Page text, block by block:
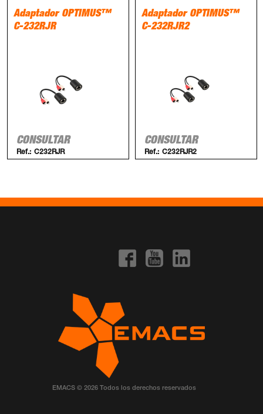
Adaptador OPTIMUS™
C-232RJR
CONSULTAR
Ref.: C232RJR
Adaptador OPTIMUS™
C-232RJR2
CONSULTAR
Ref.: C232RJR2
EMACS © 2026 Todos los derechos reservados